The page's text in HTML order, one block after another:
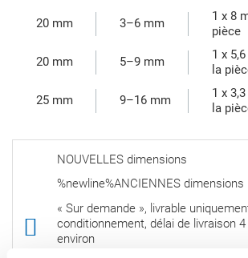
20 mm 3–6 mm
1 x 8
pièce
20 mm 5–9 mm
1 x
la
25 mm 9–16 mm
1 x
la
NOUVELLES dimensions
%newline%ANCIENNES dimensions
« Sur demande », livrable
conditionnement, délai de livraison
environ